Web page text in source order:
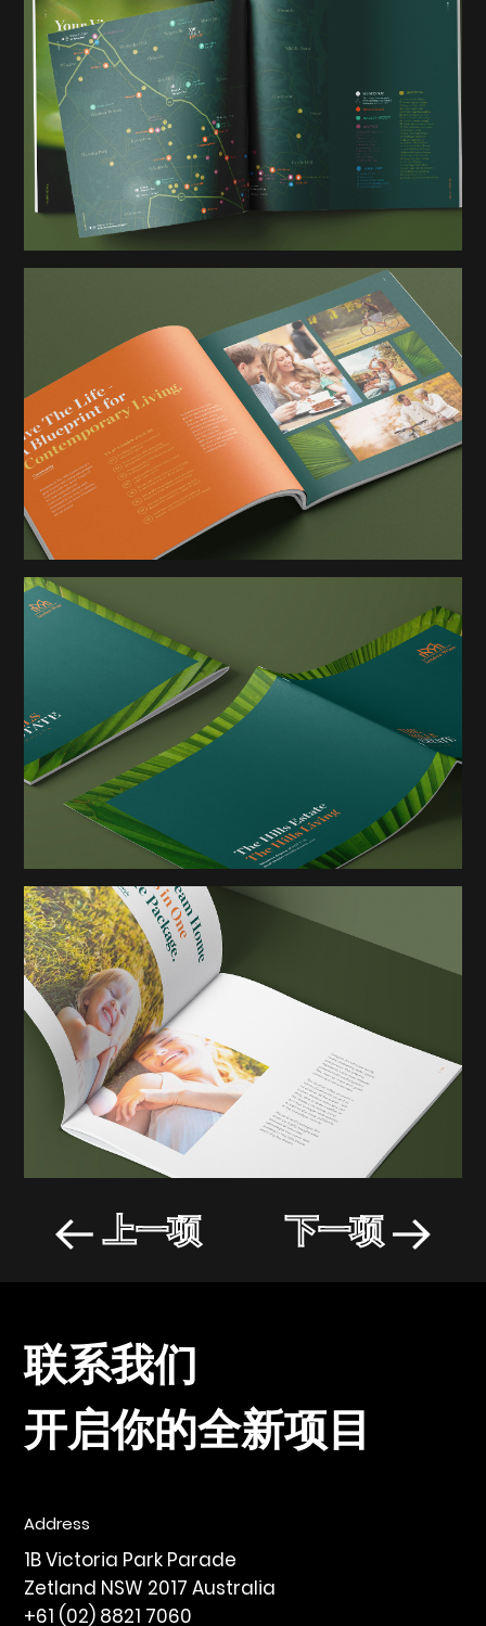
上一项 下一项
联系我们
开启你的全新项目
Address
1B Victoria Park Parade
Zetland NSW 2017 Australia
+61 (02) 8821 7060